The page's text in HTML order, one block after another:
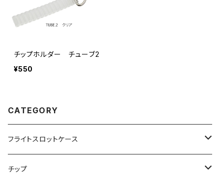
チップホルダー チューブ2
¥550
CATEGORY
フライトスロットケース
飛び出し防止リングなし
チップ